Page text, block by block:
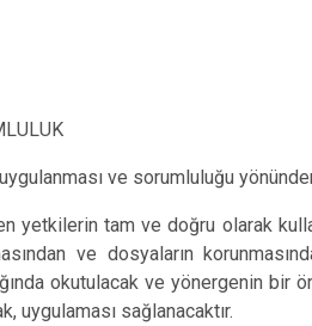
ve sorumluluğu
yetkilerin tam ve doğru olarak
ve dosyaların
okutulacak ve yönergenin bir
uygulaması sağlanacaktır.